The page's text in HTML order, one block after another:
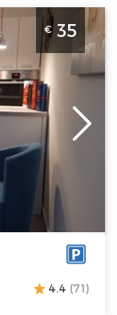
:30
€35
4.4 (71)